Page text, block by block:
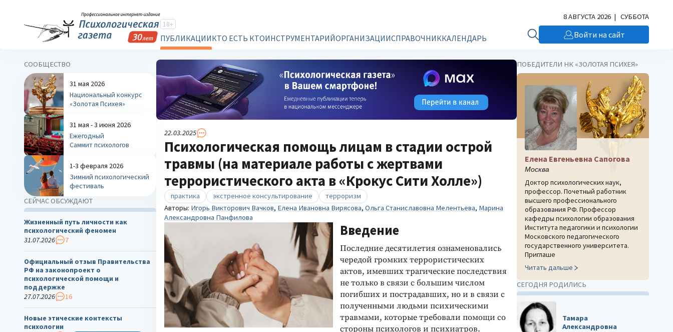
18+
ПУБЛИКАЦИИКТО ЕСТЬ КТОИНСТРУМЕНТАРИЙОРГАНИЗАЦИИСПРАВОЧНИККАЛЕНДАРЬ
8 АВГУСТА 2026 | СУББОТА
Войти на сайт
22.03.2025
Психологическая помощь лицам в стадии острой
травмы (на материале работы с жертвами
террористического акта в «Крокус Сити Холле»)
практика экстренное консультирование
терроризм
Авторы: Игорь Викторович Вачков, Елена Ивановна Вирясова, Ольга Станиславовна Мелентьева, Марина
Александровна Панфилова
Введение
Последние десятилетия ознаменовались
чередой громких террористических
актов, имевших трагические последствия
не только в связи с большим числом
погибших и пострадавших, но и в связи с
полученными людьми психическими
травмами, которые требовали помощи со
стороны психологов и психиатров.
СООБЩЕСТВО
31 мая 2026
Национальный конкурс
«Золотая Психея»
31 мая - 3 июня 2026
Ежегодный
Саммит психологов
1-3 февраля 2026
Зимний психологический
фестиваль
СЕЙЧАС ОБСУЖДАЮТ
Жизненный путь личности как
психологический феномен
31.07.2026
7
Официальный отзыв Правительства
РФ на законопроект о
психологической помощи и
поддержке
27.07.2026
16
Новые этические контексты
психологии
ПОБЕДИТЕЛИ НК «ЗОЛОТАЯ ПСИХЕЯ»
Елена Евгеньевна Сапогова
Москва
Доктор психологических наук,
профессор. Почетный работник
высшего профессионального
образования РФ. Профессор
кафедры психологии образования
Института педагогики и психологии
Московского педагогического
государственного университета.
Приглаше
Читать дальше
СЕГОДНЯ РОДИЛИСЬ
Тамара
Александровна